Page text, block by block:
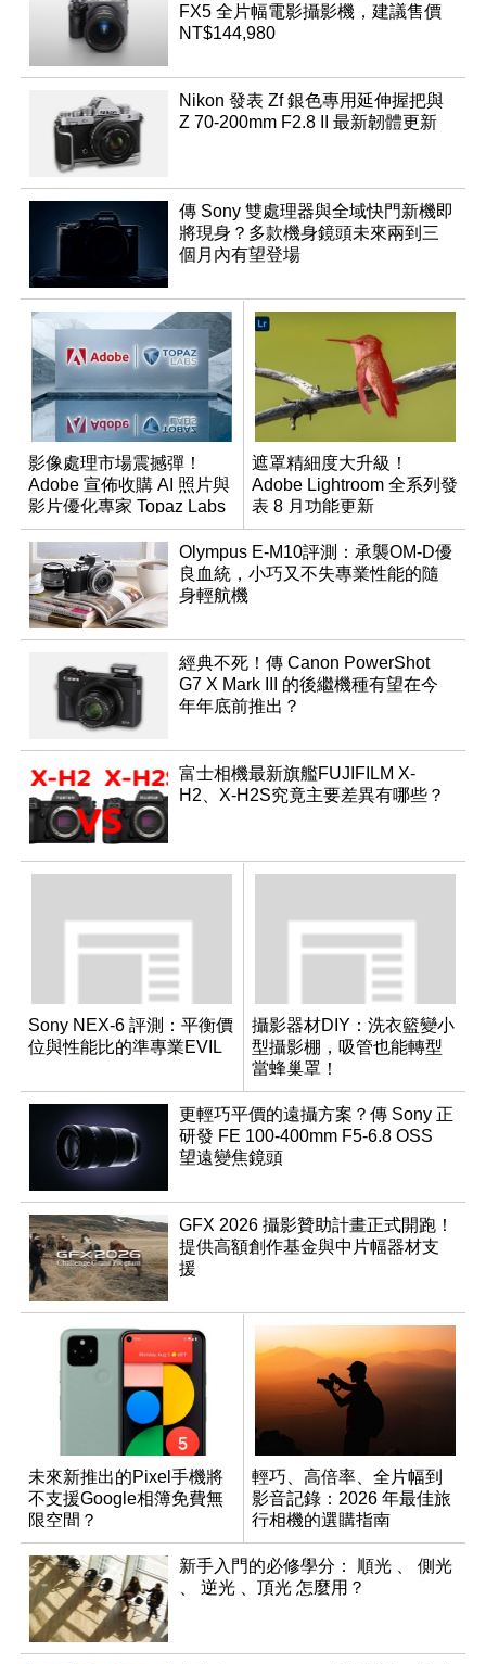
FX5 全片幅電影攝影機，建議售價
NT$144,980
Nikon 發表 Zf 銀色專用延伸握把與
Z 70-200mm F2.8 II 最新韌體更新
傳 Sony 雙處理器與全域快門新機即
將現身？多款機身鏡頭未來兩到三
個月內有望登場
影像處理市場震撼彈！
Adobe 宣佈收購 AI 照片與
影片優化專家 Topaz Labs
遮罩精細度大升級！
Adobe Lightroom 全系列發
表 8 月功能更新
Olympus E-M10評測：承襲OM-D優
良血統，小巧又不失專業性能的隨
身輕航機
經典不死！傳 Canon PowerShot
G7 X Mark III 的後繼機種有望在今
年年底前推出？
富士相機最新旗艦FUJIFILM X-
H2、X-H2S究竟主要差異有哪些？
Sony NEX-6 評測：平衡價
位與性能比的準專業EVIL
攝影器材DIY：洗衣籃變小
型攝影棚，吸管也能轉型
當蜂巢罩！
更輕巧平價的遠攝方案？傳 Sony 正
研發 FE 100-400mm F5-6.8 OSS
望遠變焦鏡頭
GFX 2026 攝影贊助計畫正式開跑！
提供高額創作基金與中片幅器材支
援
未來新推出的Pixel手機將
不支援Google相簿免費無
限空間？
輕巧、高倍率、全片幅到
影音記錄：2026 年最佳旅
行相機的選購指南
新手入門的必修學分： 順光 、 側光
、 逆光 、頂光 怎麼用？